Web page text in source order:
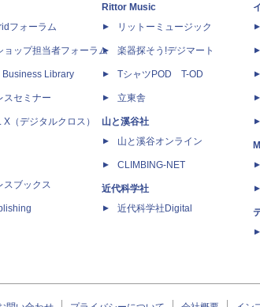
フォーラム
ョップ担当者フォーラム
Business Library
スセミナー
X（デジタルクロス）
スブックス
Rittor Music
リットーミュージック
楽器探そう!デジマート
TシャツPOD T-OD
立東舎
山と溪谷社
山と溪谷オンライン
CLIMBING-NET
近代科学社
近代科学社Digital